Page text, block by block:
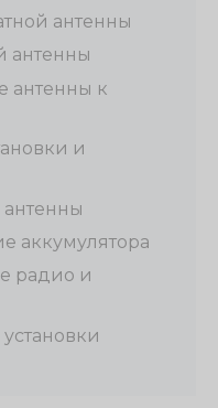
антенны
антенны
антенны к
и
аккумулятора
радио и